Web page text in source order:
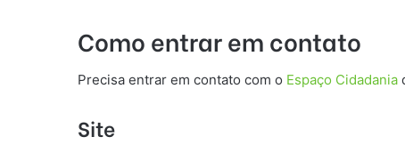
Como entrar em contato
Precisa entrar em contato com o Espaço Cidadania
Site